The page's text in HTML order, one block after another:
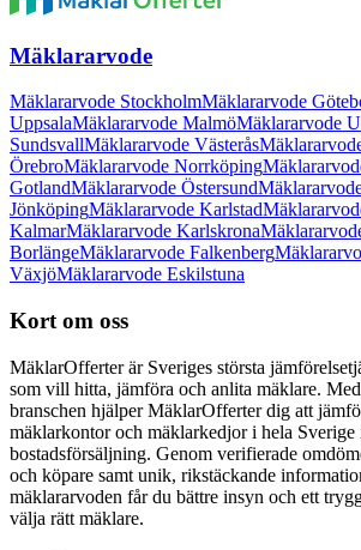
Mäklararvode
Mäklararvode StockholmMäklararvode
UppsalaMäklararvode MalmöMäklararvode
SundsvallMäklararvode Västerås
ÖrebroMäklararvode Norrköping
GotlandMäklararvode Östersund
JönköpingMäklararvode Karlstad
KalmarMäklararvode Karlskrona
BorlängeMäklararvode Falkenberg
VäxjöMäklararvode Eskilstuna
Kort om oss
MäklarOfferter är Sveriges största
som vill hitta, jämföra och anlita mäklare.
branschen hjälper MäklarOfferter dig att
mäklarkontor och mäklarkedjor i hela
bostadsförsäljning. Genom verifierade
och köpare samt unik, rikstäckande
mäklararvoden får du bättre insyn och ett
välja rätt mäklare.